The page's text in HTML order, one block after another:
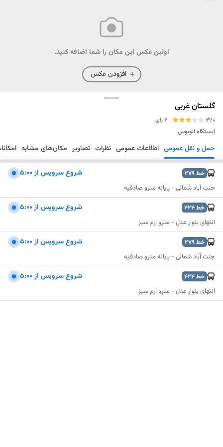
اولین عکس این مکان را شما اضافه کنید.
افزودن عکس
گلستان غربی
3/0
2 رای
ایستگاه اتوبوس
مسیریابی ذخیره ارسال حمل و نقل عمومی اطلاعات عمومی نظرات تصاویر مکان‌های مشابه
خط279 شروع سرويس از 5:00
جنت آباد شمالی - پایانه مترو صادقیه
خط424 شروع سرويس از 5:00
انتهای بلوار عدل - مترو ارم سبز
خط279 شروع سرويس از 5:00
جنت آباد شمالی - پایانه مترو صادقیه
خط424 شروع سرويس از 5:00
انتهای بلوار عدل - مترو ارم سبز